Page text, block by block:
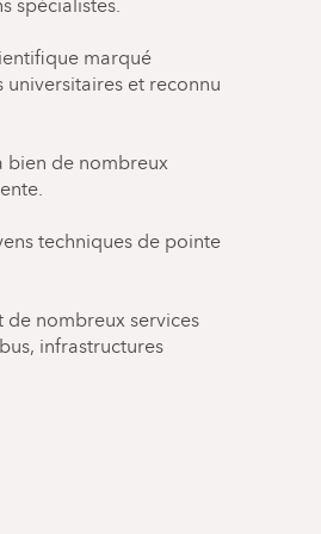
spécialistes.
marqué
et reconnu
bien de nombreux
techniques de pointe
nombreux services
infrastructures